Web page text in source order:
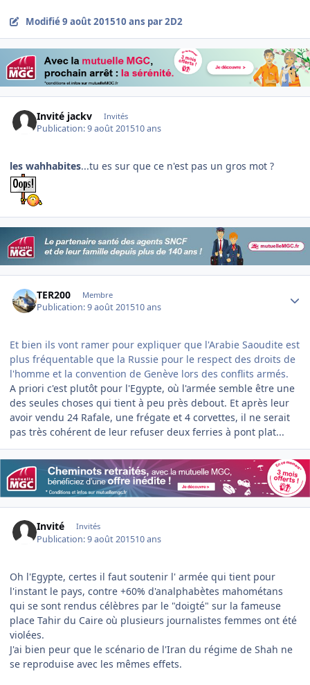
Modifié9 août 201510 ans par 2D2
Invité jackv Invités
Publication:9 août 201510 ans
les wahhabites...tu es sur que ce n'est pas un gros mot ?
TER200 Membre
Publication:9 août 201510 ans
Et bien ils vont ramer pour expliquer que l'Arabie Saoudite est
plus fréquentable que la Russie pour le respect des droits de
l'homme et la convention de Genève lors des conflits armés.
A priori c'est plutôt pour l'Egypte, où l'armée semble être une
des seules choses qui tient à peu près debout. Et après leur
avoir vendu 24 Rafale, une frégate et 4 corvettes, il ne serait
pas très cohérent de leur refuser deux ferries à pont plat...
Invité Invités
Publication:9 août 201510 ans
Oh l'Egypte, certes il faut soutenir l' armée qui tient pour
l'instant le pays, contre +60% d'analphabètes mahométans
qui se sont rendus célèbres par le "doigté" sur la fameuse
place Tahir du Caire où plusieurs journalistes femmes ont été
violées.
J'ai bien peur que le scénario de l'Iran du régime de Shah ne
se reproduise avec les mêmes effets.